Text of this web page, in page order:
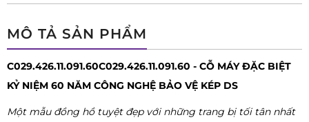
MÔ TẢ SẢN PHẨM
C029.426.11.091.60C029.426.11.091.60 - CỖ MÁY ĐẶC BIỆT
KỶ NIỆM 60 NĂM CÔNG NGHỆ BẢO VỆ KÉP DS
Một mẫu đồng hồ tuyệt đẹp với những trang bị tối tân nhất